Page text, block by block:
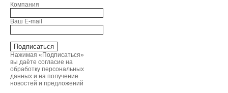
Компания
Ваш E-mail
Нажимая «Подписаться»
вы даёте согласие на
обработку персональных
данных и на получение
новостей и предложений